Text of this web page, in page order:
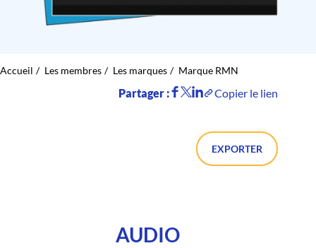
Accueil Les membres Les marques Marque RMN
Partager : Copier le lien
EXPORTER
AUDIO